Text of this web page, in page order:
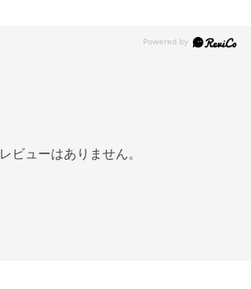
レビューはありません。